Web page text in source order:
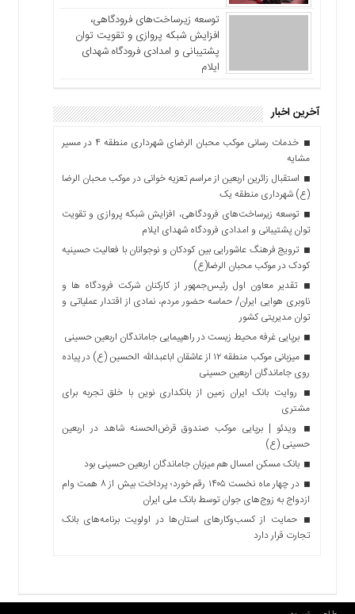
توسعه زیرساخت‌های فرودگاهی،
افزایش شبکه پروازی و تقویت توان
پشتیبانی و امدادی فرودگاه شهدای
ایلام
آخرین اخبار
خدمات رسانی موکب محبان الرضای شهرداری منطقه ۴ در مسیر
مشایه
استقبال زائرین اربعین از مراسم تعزیه خوانی در موکب محبان الرضا
(ع) شهرداری منطقه یک
توسعه زیرساخت‌های فرودگاهی، افزایش شبکه پروازی و تقویت
توان پشتیبانی و امدادی فرودگاه شهدای ایلام
ترویج فرهنگ عاشورایی بین کودکان و نوجوانان با فعالیت حسینیه
کودک در موکب محبان الرضا(ع)
تقدیر معاون اول رئیس‌جمهور از کارکنان شرکت فرودگاه ها و
ناوبری هوایی ایران/ حماسه حضور مردم، نمادی از اقتدار عملیاتی و
توان مدیریتی کشور
برپایی غرفه محیط زیست در راهپیمایی جاماندگان اربعین حسینی
میزبانی موکب منطقه ۱۲ از عاشقان اباعبدالله الحسین (ع) در پیاده
روی جاماندگان اربعین حسینی
روایت بانک ایران زمین از بانکداری نوین با خلق تجربه برای
مشتری
ویدئو | برپایی موکب صندوق قرض‌الحسنه شاهد در اربعین
حسینی (ع)
بانک مسکن امسال هم میزبان جاماندگان اربعین حسینی بود
در چهار ماه نخست ۱۴۰۵ رقم خورد؛ پرداخت بیش از ۸ همت وام
ازدواج به زوج‌های جوان توسط بانک ملی ایران
حمایت از کسب‌وکارهای استان‌ها در اولویت برنامه‌های بانک
تجارت قرار دارد